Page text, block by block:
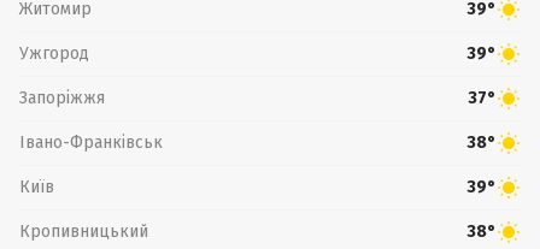
Житомир 39°
Ужгород 39°
Запоріжжя 37°
Івано-Франківськ 38°
Київ 39°
Кропивницький 38°